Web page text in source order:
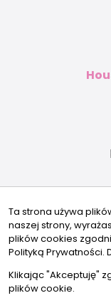
© 2026
Ta strona używa
naszej strony,
plików cookies
Polityką Prywatności.
Klikając "Akceptuję"
plików cookie.